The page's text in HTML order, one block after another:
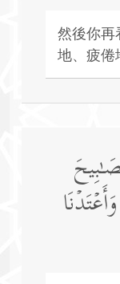
然後你再
地、疲倦